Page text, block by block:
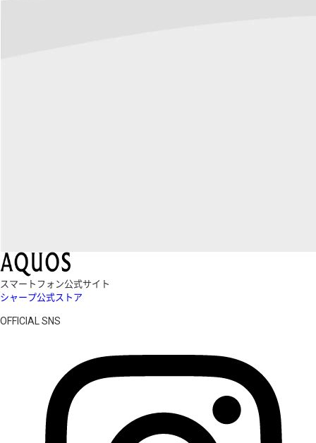
スマートフォン公式サイト
シャープ公式ストア
OFFICIAL SNS